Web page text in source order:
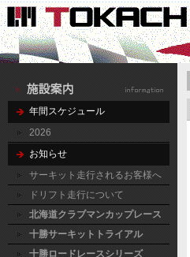
年間スケジュール
2026
お知らせ
サーキット走行されるお客様へ
ドリフト走行について
北海道クラブマンカップレース
十勝サーキットトライアル
十勝ロードレースシリーズ